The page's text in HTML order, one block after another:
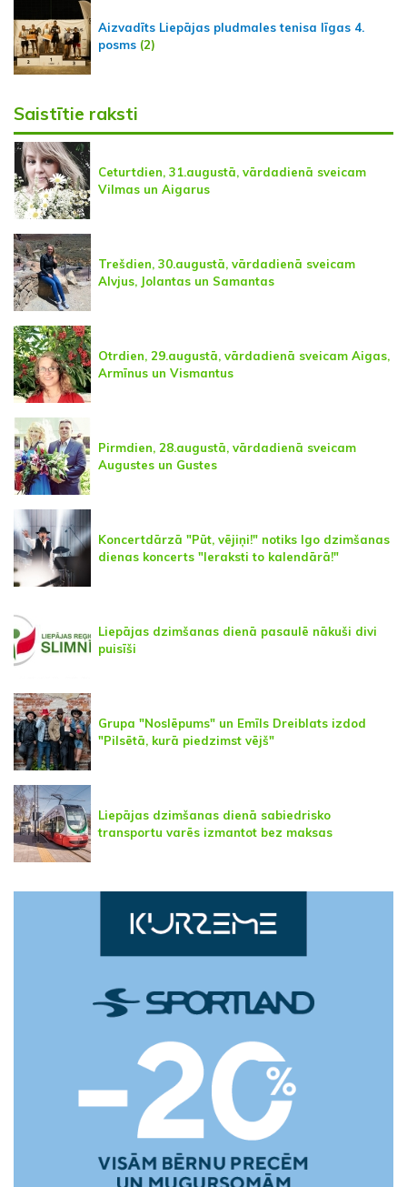
Aizvadīts Liepājas pludmales tenisa līgas 4.
posms (2)
Saistītie raksti
Ceturtdien, 31.augustā, vārdadienā sveicam
Vilmas un Aigarus
Trešdien, 30.augustā, vārdadienā sveicam
Alvjus, Jolantas un Samantas
Otrdien, 29.augustā, vārdadienā sveicam Aigas,
Armīnus un Vismantus
Pirmdien, 28.augustā, vārdadienā sveicam
Augustes un Gustes
Koncertdārzā "Pūt, vējiņi!" notiks Igo dzimšanas
dienas koncerts "Ieraksti to kalendārā!"
Liepājas dzimšanas dienā pasaulē nākuši divi
puisīši
Grupa "Noslēpums" un Emīls Dreiblats izdod
"Pilsētā, kurā piedzimst vējš"
Liepājas dzimšanas dienā sabiedrisko
transportu varēs izmantot bez maksas